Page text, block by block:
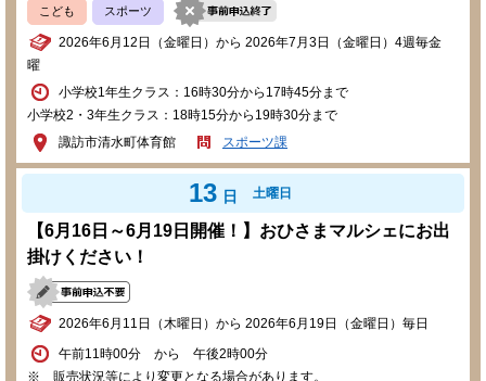
こども スポーツ
2026年6月12日（金曜日）から 2026年7月3日（金曜日）4週毎金
曜
小学校1年生クラス：16時30分から17時45分まで
小学校2・3年生クラス：18時15分から19時30分まで
諏訪市清水町体育館
スポーツ課
13 日 土曜日
【6月16日～6月19日開催！】おひさまマルシェにお出
掛けください！
2026年6月11日（木曜日）から 2026年6月19日（金曜日）毎日
午前11時00分 から 午後2時00分
※ 販売状況等により変更となる場合があります。